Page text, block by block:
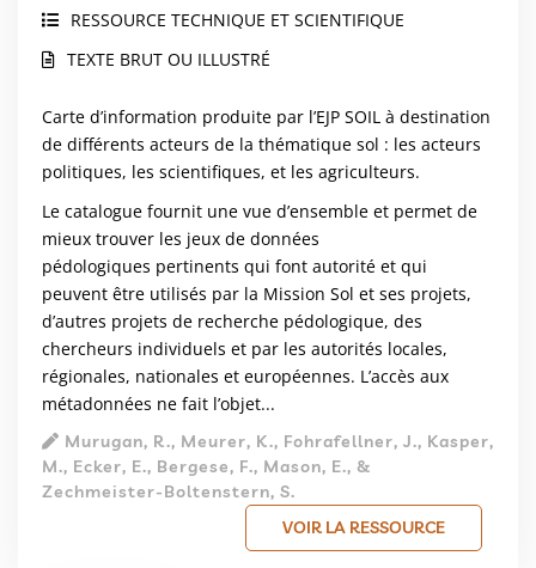
RESSOURCE TECHNIQUE ET SCIENTIFIQUE
TEXTE BRUT OU ILLUSTRÉ
Carte d’information produite par l’EJP SOIL à destination
de différents acteurs de la thématique sol : les acteurs
politiques, les scientifiques, et les agriculteurs.
Le catalogue fournit une vue d’ensemble et permet de
mieux trouver les jeux de données
pédologiques pertinents qui font autorité et qui
peuvent être utilisés par la Mission Sol et ses projets,
d’autres projets de recherche pédologique, des
chercheurs individuels et par les autorités locales,
régionales, nationales et européennes. L’accès aux
métadonnées ne fait l’objet...
Murugan, R., Meurer, K., Fohrafellner, J., Kasper,
M., Ecker, E., Bergese, F., Mason, E., &
Zechmeister-Boltenstern, S.
VOIR LA RESSOURCE